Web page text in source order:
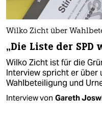
Wilko Zicht über
„Die Liste der SPD
Wilko Zicht ist für die
Interview spricht er über
Wahlbeteiligung und
Interview von Gareth